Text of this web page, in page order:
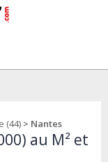
(44) > Nantes
au M² et